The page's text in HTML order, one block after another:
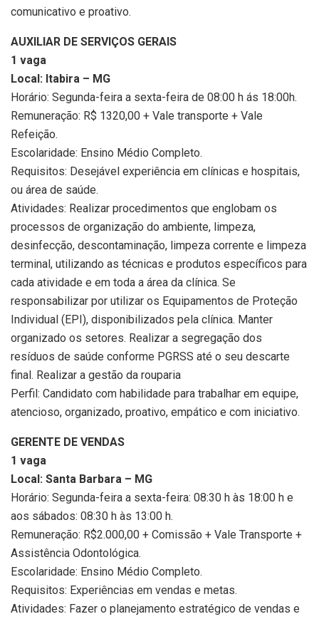
comunicativo e proativo.
AUXILIAR DE SERVIÇOS GERAIS
1 vaga
Local: Itabira – MG
Horário: Segunda-feira a sexta-feira de 08:00 h ás 18:00h.
Remuneração: R$ 1320,00 + Vale transporte + Vale
Refeição.
Escolaridade: Ensino Médio Completo.
Requisitos: Desejável experiência em clínicas e hospitais,
ou área de saúde.
Atividades: Realizar procedimentos que englobam os
processos de organização do ambiente, limpeza,
desinfecção, descontaminação, limpeza corrente e limpeza
terminal, utilizando as técnicas e produtos específicos para
cada atividade e em toda a área da clínica. Se
responsabilizar por utilizar os Equipamentos de Proteção
Individual (EPI), disponibilizados pela clínica. Manter
organizado os setores. Realizar a segregação dos
resíduos de saúde conforme PGRSS até o seu descarte
final. Realizar a gestão da rouparia
Perfil: Candidato com habilidade para trabalhar em equipe,
atencioso, organizado, proativo, empático e com iniciativo.
GERENTE DE VENDAS
1 vaga
Local: Santa Barbara – MG
Horário: Segunda-feira a sexta-feira: 08:30 h às 18:00 h e
aos sábados: 08:30 h às 13:00 h.
Remuneração: R$2.000,00 + Comissão + Vale Transporte +
Assistência Odontológica.
Escolaridade: Ensino Médio Completo.
Requisitos: Experiências em vendas e metas.
Atividades: Fazer o planejamento estratégico de vendas e